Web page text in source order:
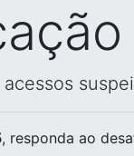
, responda ao